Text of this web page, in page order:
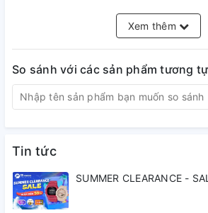
Tín hiệu thời gian theo giờ
Lịch tự động (28 ngày cho tháng 2)
Định dạng 12/24 giờ
Giờ hiện hành thông thường: Giờ, phút,
ngày, thứ
Độ chính xác: ± 30 giây mỗi tháng
Kích thước vỏ / Tổng
Xem thêm
So sánh với các sản phẩm tương tự
Tin tức
SUMMER CLEARANCE -